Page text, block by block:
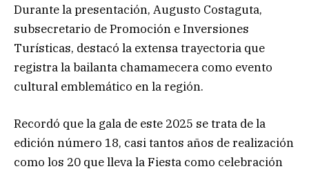
Durante la presentación, Augusto Costaguta,
subsecretario de Promoción e Inversiones
Turísticas, destacó la extensa trayectoria que
registra la bailanta chamamecera como evento
cultural emblemático en la región.
Recordó que la gala de este 2025 se trata de la
edición número 18, casi tantos años de realización
como los 20 que lleva la Fiesta como celebración